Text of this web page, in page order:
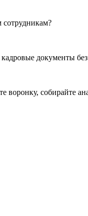
сотрудникам?
документы
воронку, собирайте